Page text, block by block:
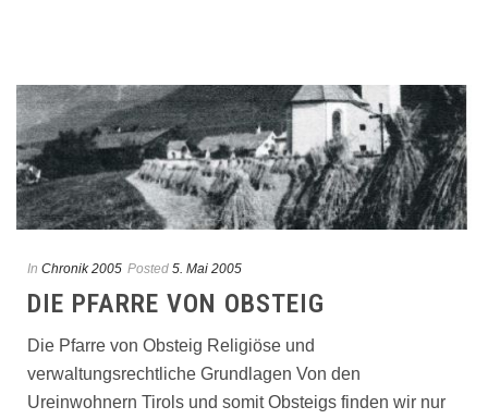
In Chronik 2005 Posted 5. Mai 2005
DIE PFARRE VON OBSTEIG
Die Pfarre von Obsteig Religiöse und
verwaltungsrechtliche Grundlagen Von den
Ureinwohnern Tirols und somit Obsteigs finden wir nur